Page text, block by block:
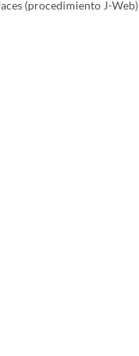
(procedimiento J-Web)